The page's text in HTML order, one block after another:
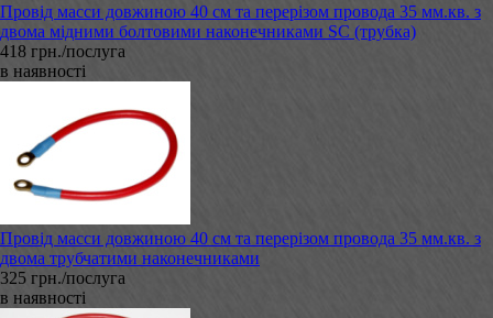
Провід масси довжиною 40 см та перерізом провода 35 мм.кв. з
двома мідними болтовими наконечниками SC (трубка)
418 грн./послуга
в наявності
Провід масси довжиною 40 см та перерізом провода 35 мм.кв. з
двома трубчатими наконечниками
325 грн./послуга
в наявності